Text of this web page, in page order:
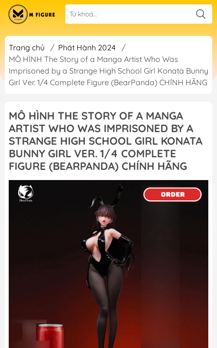
Trang chủ / Phát Hành 2024
/
MÔ HÌNH The Story of a Manga Artist Who Was
Imprisoned by a Strange High School Girl Konata Bunny
Girl Ver. 1/4 Complete Figure (BearPanda) CHÍNH HÃNG
MÔ HÌNH THE STORY OF A MANGA
ARTIST WHO WAS IMPRISONED BY A
STRANGE HIGH SCHOOL GIRL KONATA
BUNNY GIRL VER. 1/4 COMPLETE
FIGURE (BEARPANDA) CHÍNH HÃNG